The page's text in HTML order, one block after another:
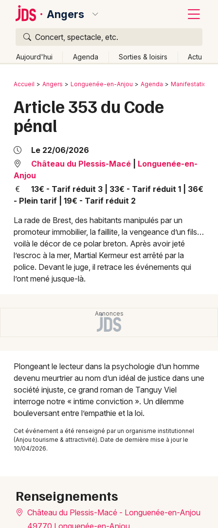
Angers
Concert, spectacle, etc.
Aujourd'hui Agenda Sorties & loisirs Actu
Publier un événement
Grands événements
Activité & Expérience
Manifestations
Spectacles
Concerts
Sports
Sorties & loisirs
Festival dans le Maine-et-Loire
Artistes en tournée
Bordeaux
Colmar
Lyon
Marseille
Mulhouse
Montpellier
Nantes
Nice
Paris
Retour
Accueil Angers Longuenée-en-Anjou Agenda Manifestations
Article 353 du Code
pénal
Le 22/06/2026
Château du Plessis-Macé
Longuenée-en-
Anjou
13€ - Tarif réduit 3 | 33€ - Tarif réduit 1 | 36€
- Plein tarif | 19€ - Tarif réduit 2
La rade de Brest, des habitants manipulés par un
promoteur immobilier, la faillite, la vengeance d’un fils…
voilà le décor de ce polar breton. Après avoir jeté
l’escroc à la mer, Martial Kermeur est arrêté par la
police. Devant le juge, il retrace les événements qui
l’ont mené jusque-là.
Plongeant le lecteur dans la psychologie d’un homme
devenu meurtrier au nom d’un idéal de justice dans une
société injuste, ce grand roman de Tanguy Viel
interroge notre « intime conviction ». Un dilemme
bouleversant entre l’empathie et la loi.
Cet événement a été renseigné par un organisme institutionnel
(Anjou tourisme & attractivité). Date de dernière mise à jour le
10/04/2026.
Renseignements
Château du Plessis-Macé - Longuenée-en-Anjou
49770 Longuenée-en-Anjou
Quoi ?
Où ?
Pays de la Loire
Partout Près de moi Changer de lieu
Quand ?
Aujourd'hui
Demain